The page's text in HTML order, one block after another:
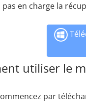
pas en charge la
utiliser le
par